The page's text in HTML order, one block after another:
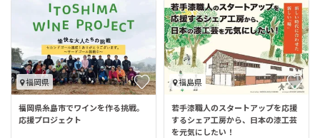
福岡県
福岡県糸島市でワインを作る挑戦。
応援プロジェクト
福島県
若手漆職人のスタートアップを応援
するシェア工房から、日本の漆工芸
を元気にしたい！